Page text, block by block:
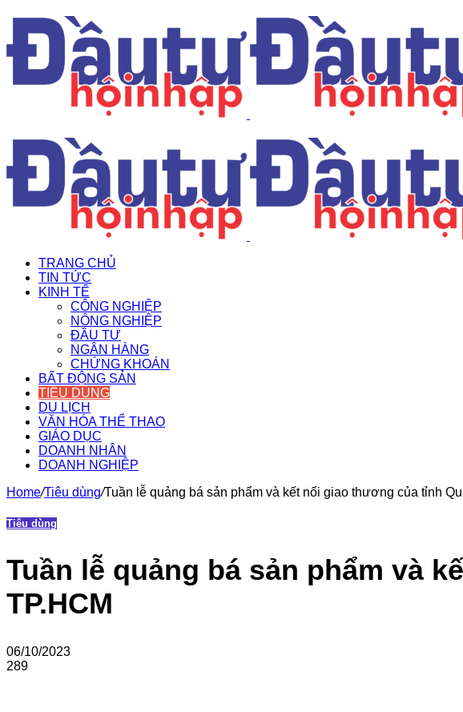
TRANG CHỦ
TIN TỨC
KINH TẾ
CÔNG NGHIỆP
NÔNG NGHIỆP
ĐẦU TƯ
NGÂN HÀNG
CHỨNG KHOÁN
BẤT ĐỘNG SẢN
TIÊU DÙNG
DU LỊCH
VĂN HÓA THỂ THAO
GIÁO DỤC
DOANH NHÂN
DOANH NGHIỆP
Home/Tiêu dùng/Tuần lễ quảng bá sản phẩm và kết nối giao thương của tỉnh
Tiêu dùng
Tuần lễ quảng bá sản phẩm và
TP.HCM
06/10/2023
289